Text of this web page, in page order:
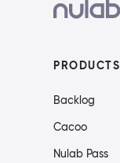
PRODUCTS
Backlog
Cacoo
Nulab Pass